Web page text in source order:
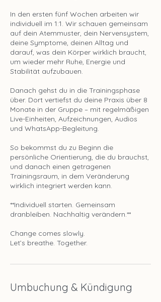
In den ersten fünf Wochen arbeiten wir
individuell im 1:1. Wir schauen gemeinsam
auf dein Atemmuster, dein Nervensystem,
deine Symptome, deinen Alltag und
darauf, was dein Körper wirklich braucht,
um wieder mehr Ruhe, Energie und
Stabilität aufzubauen.
Danach gehst du in die Trainingsphase
über. Dort vertiefst du deine Praxis über 8
Monate in der Gruppe – mit regelmäßigen
Live-Einheiten, Aufzeichnungen, Audios
und WhatsApp-Begleitung.
So bekommst du zu Beginn die
persönliche Orientierung, die du brauchst,
und danach einen getragenen
Trainingsraum, in dem Veränderung
wirklich integriert werden kann.
**Individuell starten. Gemeinsam
dranbleiben. Nachhaltig verändern.**
Change comes slowly.
Umbuchung & Kündigung